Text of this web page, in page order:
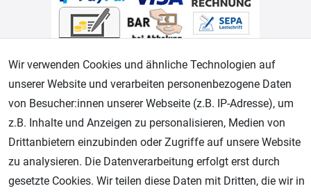
Geprüfter Shop
Wir verwenden Cookies und ähnliche Technologien auf
unserer Website und verarbeiten personenbezogene Daten
von Besucher:innen unserer Webseite (z.B. IP-Adresse), um
z.B. Inhalte und Anzeigen zu personalisieren, Medien von
Drittanbietern einzubinden oder Zugriffe auf unsere Website
zu analysieren. Die Datenverarbeitung erfolgt erst durch
gesetzte Cookies. Wir teilen diese Daten mit Dritten, die wir in